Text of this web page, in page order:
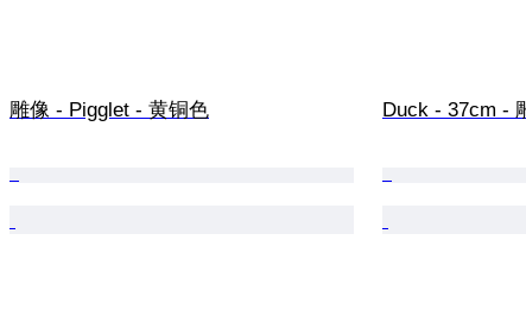
雕像 - Pigglet - 黄铜色 Duck - 37cm -